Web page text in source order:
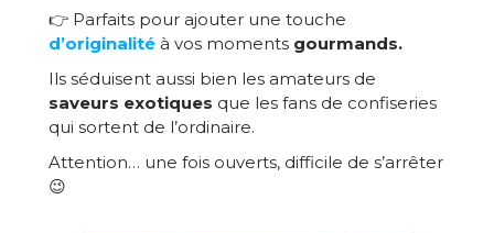
👉 Parfaits pour ajouter une touche
d’originalité à vos moments gourmands.
Ils séduisent aussi bien les amateurs de
saveurs exotiques que les fans de confiseries
qui sortent de l’ordinaire.
Attention… une fois ouverts, difficile de s’arrêter
😉